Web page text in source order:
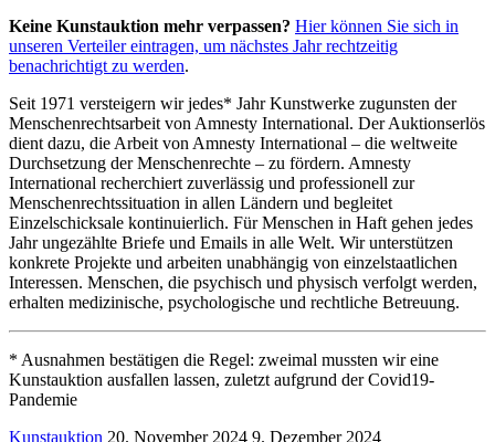
Keine Kunstauktion mehr verpassen? Hier können Sie sich in
unseren Verteiler eintragen, um nächstes Jahr rechtzeitig
benachrichtigt zu werden.
Seit 1971 versteigern wir jedes* Jahr Kunstwerke zugunsten der
Menschenrechtsarbeit von Amnesty International. Der Auktionserlös
dient dazu, die Arbeit von Amnesty International – die weltweite
Durchsetzung der Menschenrechte – zu fördern. Amnesty
International recherchiert zuverlässig und professionell zur
Menschenrechtssituation in allen Ländern und begleitet
Einzelschicksale kontinuierlich. Für Menschen in Haft gehen jedes
Jahr ungezählte Briefe und Emails in alle Welt. Wir unterstützen
konkrete Projekte und arbeiten unabhängig von einzelstaatlichen
Interessen. Menschen, die psychisch und physisch verfolgt werden,
erhalten medizinische, psychologische und rechtliche Betreuung.
* Ausnahmen bestätigen die Regel: zweimal mussten wir eine
Kunstauktion ausfallen lassen, zuletzt aufgrund der Covid19-
Pandemie
Kunstauktion 20. November 2024 9. Dezember 2024